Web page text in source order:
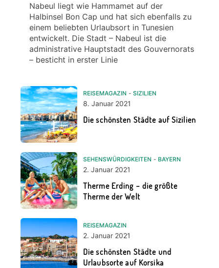
Nabeul liegt wie Hammamet auf der
Halbinsel Bon Cap und hat sich ebenfalls zu
einem beliebten Urlaubsort in Tunesien
entwickelt. Die Stadt – Nabeul ist die
administrative Hauptstadt des Gouvernorats
– besticht in erster Linie
REISEMAGAZIN - SIZILIEN
8. Januar 2021
Die schönsten Städte auf Sizilien
SEHENSWÜRDIGKEITEN - BAYERN
2. Januar 2021
Therme Erding – die größte
Therme der Welt
REISEMAGAZIN
2. Januar 2021
Die schönsten Städte und
Urlaubsorte auf Korsika